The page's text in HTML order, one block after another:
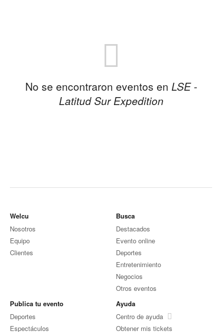
No se encontraron eventos en LSE -
Latitud Sur Expedition
Welcu
Nosotros
Equipo
Clientes
Busca
Destacados
Evento online
Deportes
Entretenimiento
Negocios
Otros eventos
Publica tu evento
Deportes
Espectáculos
Ayuda
Centro de ayuda
Obtener mis tickets